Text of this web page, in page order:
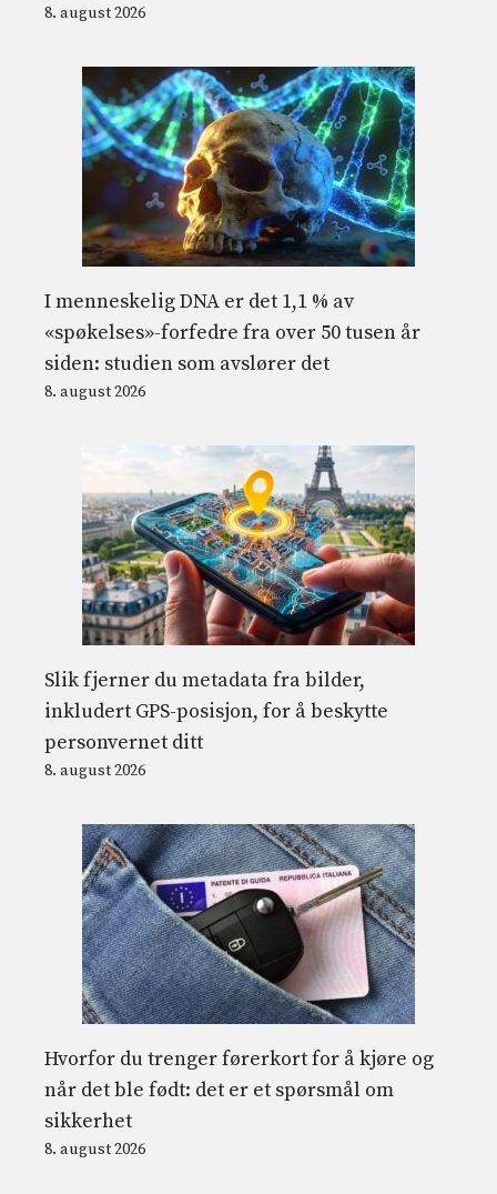
8. august 2026
I menneskelig DNA er det 1,1 % av
«spøkelses»-forfedre fra over 50 tusen år
siden: studien som avslører det
8. august 2026
Slik fjerner du metadata fra bilder,
inkludert GPS-posisjon, for å beskytte
personvernet ditt
8. august 2026
Hvorfor du trenger førerkort for å kjøre og
når det ble født: det er et spørsmål om
sikkerhet
8. august 2026